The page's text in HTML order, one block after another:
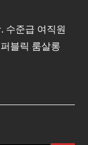
수준급 여직원
블릭 룸살롱